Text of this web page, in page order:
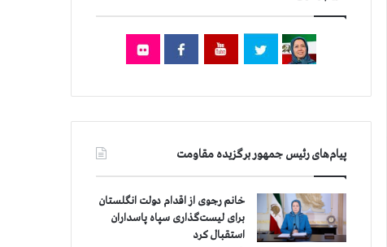
پیام‌های رئیس جمهور برگزیده مقاومت
خانم رجوی از اقدام دولت انگلستان
برای لیست‌گذاری سپاه پاسداران
استقبال کرد